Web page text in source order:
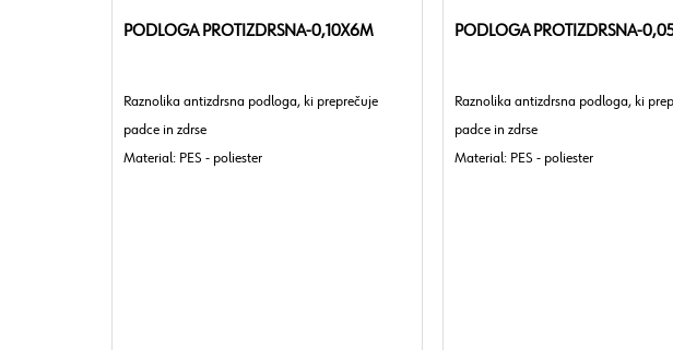
PODLOGA PROTIZDRSNA-0,10X6M
Raznolika antizdrsna podloga, ki preprečuje
padce in zdrse
Material: PES - poliester
PODLOGA PROTIZDRSNA-
Raznolika antizdrsna podloga, ki
padce in zdrse
Material: PES - poliester